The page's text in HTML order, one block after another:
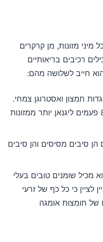
מיני מזונות, מן קרקרים
רכיבים בריאותיים
חייב לשלושה מהם:
חמצון ואסטרוגן צמחי.
זרעי פשתן מכילים 80 עד 800 פעמים ליגנאן יותר ממזונות
הן סיבים מסיסים והן סיבים
שומן אומגה 3 – הוא מכיל שומנים טובים בעלי
לציין כי כל כף של זרעי
מכילים כ-2 גרם של חומצות אומגה